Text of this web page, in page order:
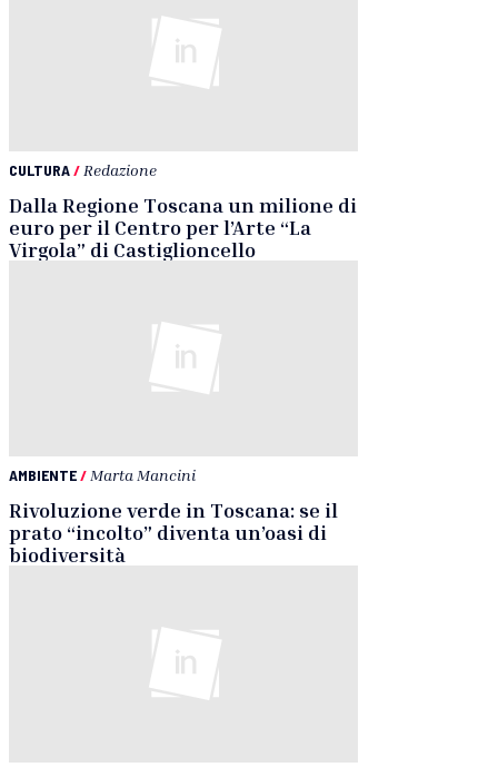
CULTURA/ Redazione
Dalla Regione Toscana un milione di
euro per il Centro per l’Arte “La
Virgola” di Castiglioncello
AMBIENTE/ Marta Mancini
Rivoluzione verde in Toscana: se il
prato “incolto” diventa un’oasi di
biodiversità